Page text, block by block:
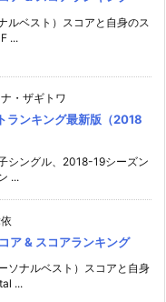
ルベスト）スコアと自身のス
...
・ザギトワ
ランキング最新版（2018
シングル、2018-19シーズン
...
ア & スコアランキング
ソナルベスト）スコアと自身
...